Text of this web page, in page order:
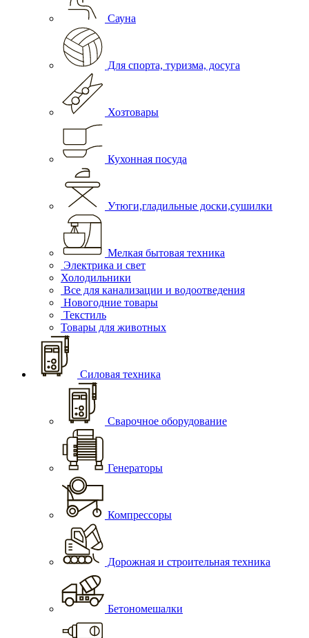
Сауна
Для спорта, туризма, досуга
Хозтовары
Кухонная посуда
Утюги,гладильные доски,сушилки
Мелкая бытовая техника
Электрика и свет
Холодильники
Все для канализации и водоотведения
Новогодние товары
Текстиль
Товары для животных
Силовая техника
Сварочное оборудование
Генераторы
Компрессоры
Дорожная и строительная техника
Бетономешалки